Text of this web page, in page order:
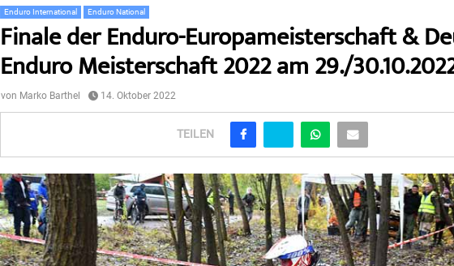
Enduro International Enduro National
Finale der Enduro-Europameisterschaft &
Enduro Meisterschaft 2022 am 29./
von Marko Barthel 14. Oktober 2022
TEILEN